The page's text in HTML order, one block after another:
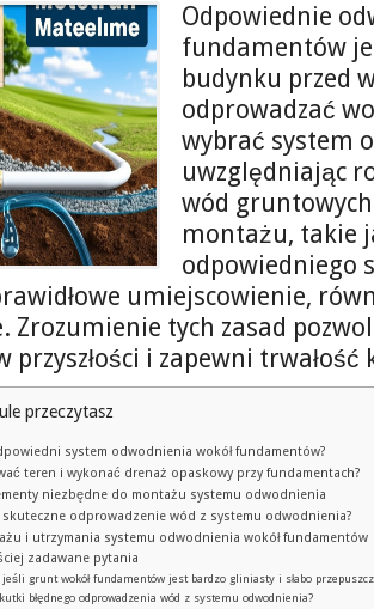
Odpowiednie
fundamentów
budynku przed
odprowadzać
wybrać system
uwzględniając
wód
montażu, takie
odpowiedniego
umiejscowienie,
Zrozumienie tych zasad
przyszłości i zapewni
przeczytasz
system odwodnienia wokół fundamentów?
teren i wykonać drenaż opaskowy przy fundamentach?
niezbędne do montażu systemu odwodnienia
skuteczne odprowadzenie wód z systemu odwodnienia?
i utrzymania systemu odwodnienia wokół fundamentów
zadawane pytania
jeśli grunt wokół fundamentów jest bardzo gliniasty i słabo
błędnego odprowadzenia wód z systemu odwodnienia?